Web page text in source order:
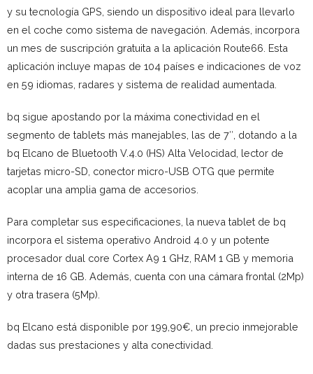
y su tecnología GPS, siendo un dispositivo ideal para llevarlo
en el coche como sistema de navegación. Además, incorpora
un mes de suscripción gratuita a la aplicación Route66. Esta
aplicación incluye mapas de 104 países e indicaciones de voz
en 59 idiomas, radares y sistema de realidad aumentada.
bq sigue apostando por la máxima conectividad en el
segmento de tablets más manejables, las de 7″, dotando a la
bq Elcano de Bluetooth V.4.0 (HS) Alta Velocidad, lector de
tarjetas micro-SD, conector micro-USB OTG que permite
acoplar una amplia gama de accesorios.
Para completar sus especificaciones, la nueva tablet de bq
incorpora el sistema operativo Android 4.0 y un potente
procesador dual core Cortex A9 1 GHz, RAM 1 GB y memoria
interna de 16 GB. Además, cuenta con una cámara frontal (2Mp)
y otra trasera (5Mp).
bq Elcano está disponible por 199,90€, un precio inmejorable
dadas sus prestaciones y alta conectividad.